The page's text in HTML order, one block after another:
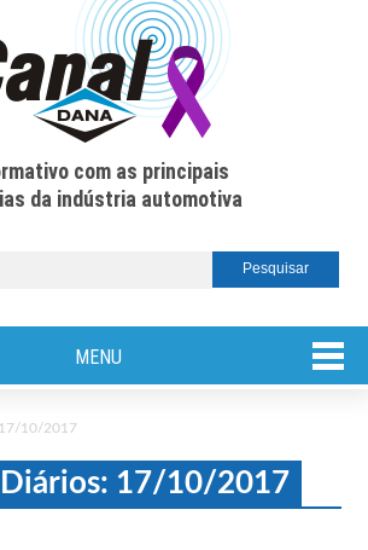
com as principais
da indústria automotiva
MENU
10/2017
17/10/2017